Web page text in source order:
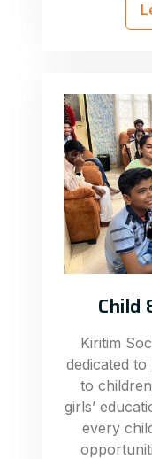
Child
Kiritim
dedicated
to
girls’
every